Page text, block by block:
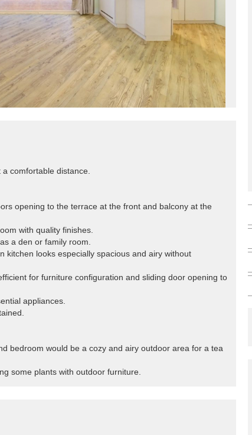
comfortable distance.
opening to the terrace at the front and balcony at the
with quality finishes.
a den or family room.
kitchen looks especially spacious and airy without
for furniture configuration and sliding door opening to
appliances.
bedroom would be a cozy and airy outdoor area for a tea
some plants with outdoor furniture.